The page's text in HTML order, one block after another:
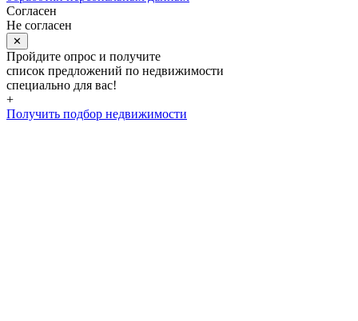
Согласен
Не согласен
✕
Пройдите опрос и получите
список предложений по недвижимости
специально для вас!
+
Получить подбор недвижимости